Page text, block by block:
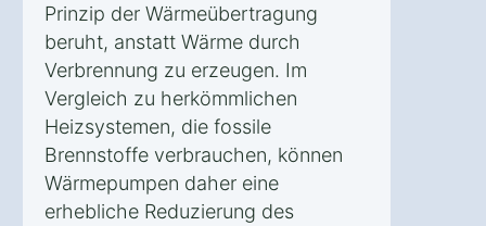
Prinzip der Wärmeübertragung
beruht, anstatt Wärme durch
Verbrennung zu erzeugen. Im
Vergleich zu herkömmlichen
Heizsystemen, die fossile
Brennstoffe verbrauchen, können
Wärmepumpen daher eine
erhebliche Reduzierung des